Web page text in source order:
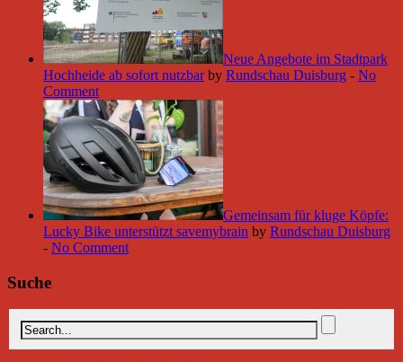
Neue Angebote im Stadtpark
Hochheide ab sofort nutzbar by Rundschau Duisburg - No
Comment
Gemeinsam für kluge Köpfe:
Lucky Bike unterstützt savemybrain by Rundschau Duisburg
- No Comment
Suche